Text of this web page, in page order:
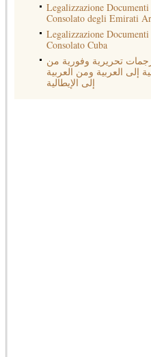
Legalizzazione Documenti
Consolato degli Emirati
Legalizzazione Documenti
Consolato Cuba
تحريرية وفورية من
إلى العربية ومن العربية
إلى الإيطالية